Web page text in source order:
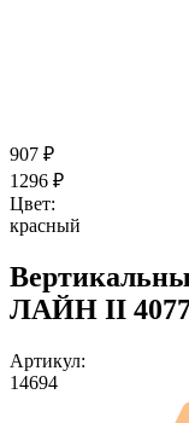
907 ₽
1296 ₽
Цвет:
красный
ЛАЙН II
Артикул:
14694